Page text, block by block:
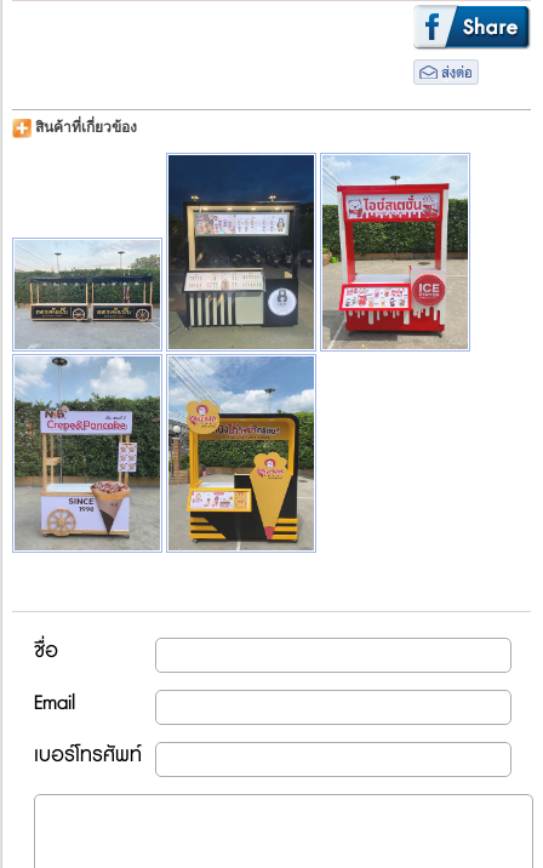
สินค้าที่เกี่ยวข้อง
ชื่อ
Email
เบอร์โทรศัพท์